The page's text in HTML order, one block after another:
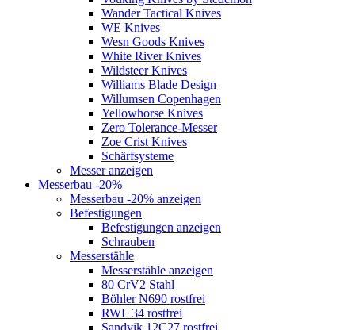
Wander Tactical Knives
WE Knives
Wesn Goods Knives
White River Knives
Wildsteer Knives
Williams Blade Design
Willumsen Copenhagen
Yellowhorse Knives
Zero Tolerance-Messer
Zoe Crist Knives
Schärfsysteme
Messer anzeigen
Messerbau -20%
Messerbau -20% anzeigen
Befestigungen
Befestigungen anzeigen
Schrauben
Messerstähle
Messerstähle anzeigen
80 CrV2 Stahl
Böhler N690 rostfrei
RWL 34 rostfrei
Sandvik 12C27 rostfrei